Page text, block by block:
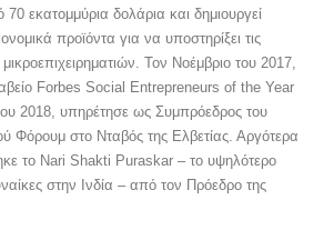
εκατομμύρια δολάρια και δημιουργεί
προϊόντα για να υποστηρίξει τις
Τον Νοέμβριο του 2017,
Forbes Social Entrepreneurs of the Year
2018, υπηρέτησε ως Συμπρόεδρος του
Φόρουμ στο Νταβός της Ελβετίας. Αργότερα
το Nari Shakti Puraskar – το υψηλότερο
στην Ινδία – από τον Πρόεδρο της